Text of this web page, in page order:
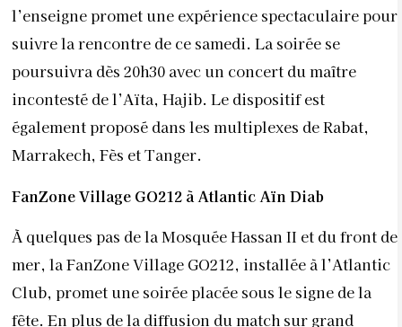
l’enseigne promet une expérience spectaculaire pour
suivre la rencontre de ce samedi. La soirée se
poursuivra dès 20h30 avec un concert du maître
incontesté de l’Aïta, Hajib. Le dispositif est
également proposé dans les multiplexes de Rabat,
Marrakech, Fès et Tanger.
FanZone Village GO212 à Atlantic Aïn Diab
À quelques pas de la Mosquée Hassan II et du front de
mer, la FanZone Village GO212, installée à l’Atlantic
Club, promet une soirée placée sous le signe de la
fête. En plus de la diffusion du match sur grand